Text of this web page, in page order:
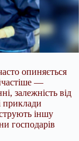
опиняється
—
залежність від
приклади
іншу
господарів